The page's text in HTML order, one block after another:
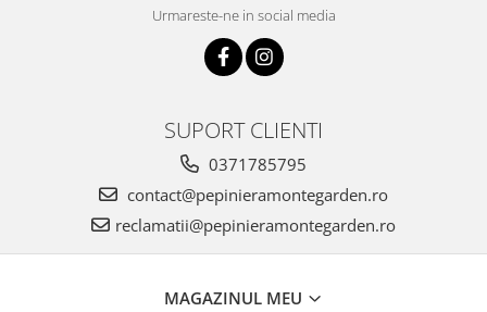
Urmareste-ne in social media
SUPORT CLIENTI
0371785795
contact@pepinieramontegarden.ro
reclamatii@pepinieramontegarden.ro
MAGAZINUL MEU